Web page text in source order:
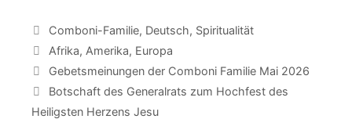
Comboni-Familie, Deutsch, Spiritualität
Afrika, Amerika, Europa
Gebetsmeinungen der Comboni Familie Mai 2026
Botschaft des Generalrats zum Hochfest des
Heiligsten Herzens Jesu